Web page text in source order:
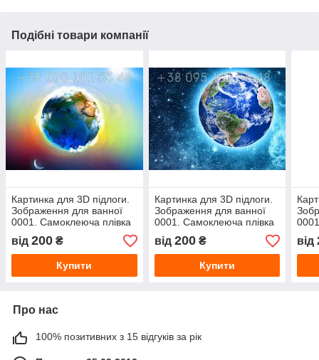
Подібні товари компанії
Картинка для 3D підлоги.
Зображення для ванної
0001. Самоклеюча плівка
для 3D наливної підлоги з
фото
від 200 ₴
Купити
Картинка для 3D підлоги.
Зображення для ванної
0001. Самоклеюча плівка
для 3D наливної підлоги з
фото
від 200₴
Купити
від
Про нас
100% позитивних з 15 відгуків за рік